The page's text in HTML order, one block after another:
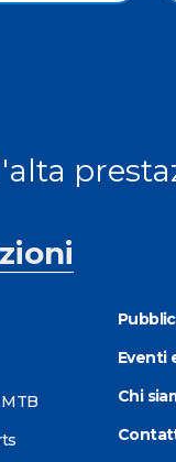
Eventi
Chi